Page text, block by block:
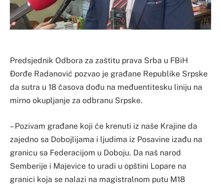
Predsjednik Odbora za zaštitu prava Srba u FBiH
Đorđe Radanović pozvao je građane Republike Srpske
da sutra u 18 časova dođu na međuentitesku liniju na
mirno okupljanje za odbranu Srpske.
– Pozivam građane koji će krenuti iz naše Krajine da
zajedno sa Dobojlijama i ljudima iz Posavine izađu na
granicu sa Federacijom u Doboju. Da naš narod
Semberije i Majevice to uradi u opštini Lopare na
granici koja se nalazi na magistralnom putu M18